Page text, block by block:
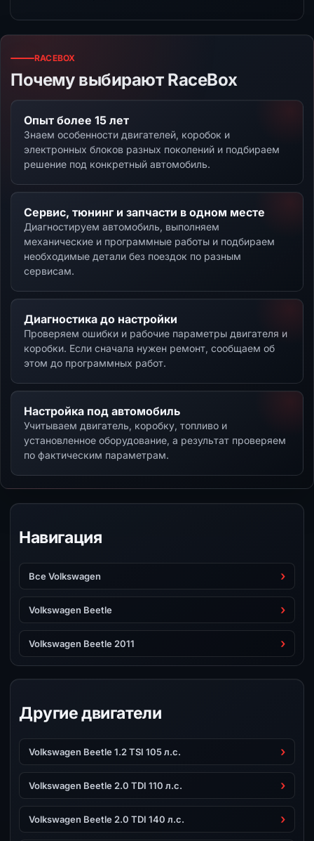
RACEBOX
Почему выбирают RaceBox
Опыт более 15 лет
Знаем особенности двигателей, коробок и
электронных блоков разных поколений и подбираем
решение под конкретный автомобиль.
Сервис, тюнинг и запчасти в одном месте
Диагностируем автомобиль, выполняем
механические и программные работы и подбираем
необходимые детали без поездок по разным
сервисам.
Диагностика до настройки
Проверяем ошибки и рабочие параметры двигателя и
коробки. Если сначала нужен ремонт, сообщаем об
этом до программных работ.
Настройка под автомобиль
Учитываем двигатель, коробку, топливо и
установленное оборудование, а результат проверяем
по фактическим параметрам.
Навигация
Все Volkswagen
Volkswagen Beetle
Volkswagen Beetle 2011
Другие двигатели
Volkswagen Beetle 1.2 TSI 105 л.с.
Volkswagen Beetle 2.0 TDI 110 л.с.
Volkswagen Beetle 2.0 TDI 140 л.с.